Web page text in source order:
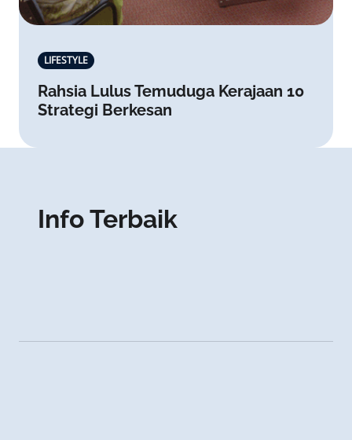
LIFESTYLE
Rahsia Lulus Temuduga Kerajaan 10
Strategi Berkesan
Info Terbaik